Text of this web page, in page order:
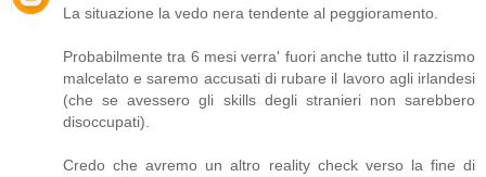
La situazione la vedo nera tendente al peggioramento.
Probabilmente tra 6 mesi verra' fuori anche tutto il razzismo
malcelato e saremo accusati di rubare il lavoro agli irlandesi
(che se avessero gli skills degli stranieri non sarebbero
disoccupati).
Credo che avremo un altro reality check verso la fine di